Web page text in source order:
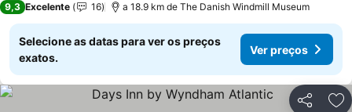
9,3 Excelente 16 a 18.9 km de The Danish Windmill Museum
Selecione as datas para ver os preços
exatos.
Ver preços
Partilhar